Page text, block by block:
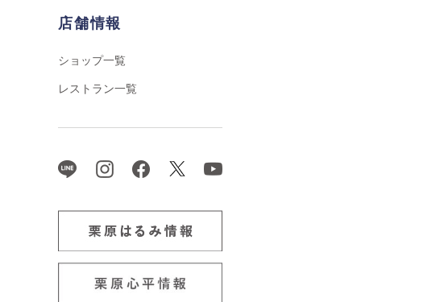
店舗情報
ショップ一覧
レストラン一覧